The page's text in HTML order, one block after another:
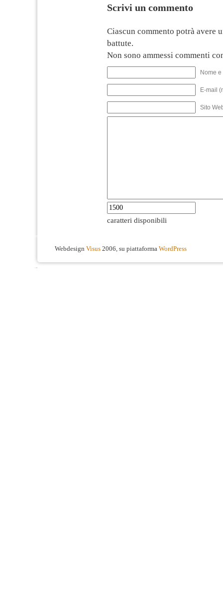
Scrivi un commento
Ciascun commento potrà avere
battute.
Non sono ammessi commenti
Nome
E-mail
Sito
caratteri disponibili
Webdesign Visus 2006, su piattaforma WordPress